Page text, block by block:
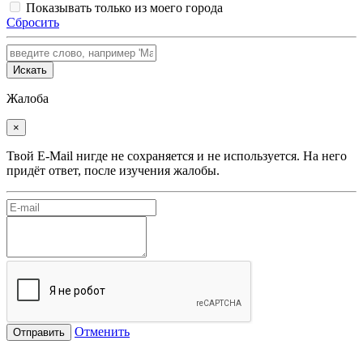
Показывать только из моего города
Сбросить
Искать
Жалоба
×
Твой E-Mail нигде не сохраняется и не используется. На него
придёт ответ, после изучения жалобы.
Отправить Отменить